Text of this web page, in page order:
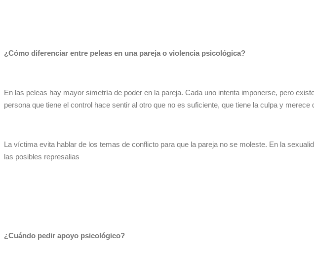
¿Cómo diferenciar entre peleas en una pareja o violencia psicológica?
En las peleas hay mayor simetría de poder en la pareja. Cada uno intenta imponerse, pero
persona que tiene el control hace sentir al otro que no es suficiente, que tiene la culpa y merece
La víctima evita hablar de los temas de conflicto para que la pareja no se moleste. En la
las posibles represalias
¿Cuándo pedir apoyo psicológico?